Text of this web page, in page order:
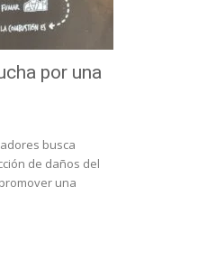
por una
busca
de daños del
una